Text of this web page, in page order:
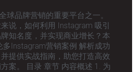
球品牌营销的重要平台之一。
说，如何利用 Instagram 吸引
知名度，并实现商业增长？本
多Instagram营销案例 解析成功
提供实战指南，助您打造高效
案。 目录 章节 内容概述 1. 为